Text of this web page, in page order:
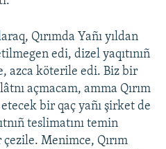
Qırımda Yañı yıldan
edi, dizel yaqıtınıñ
azca köterile edi. Biz bir
açmacam, amma Qırım
bir qaç yañı şirket de
teslimatını temin
Menimce, Qırım